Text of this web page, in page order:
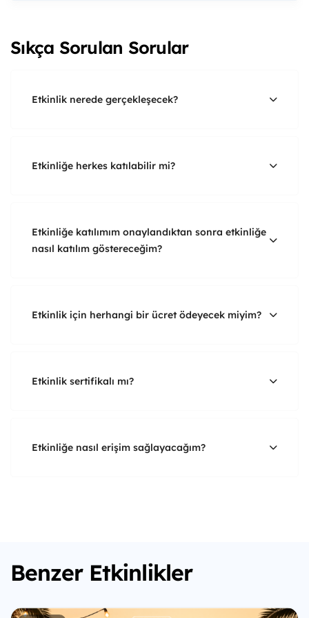
Sıkça Sorulan Sorular
Etkinlik nerede gerçekleşecek?
Etkinliğe herkes katılabilir mi?
Etkinliğe katılımım onaylandıktan sonra etkinliğe
nasıl katılım göstereceğim?
Etkinlik için herhangi bir ücret ödeyecek miyim?
Etkinlik sertifikalı mı?
Etkinliğe nasıl erişim sağlayacağım?
Benzer Etkinlikler